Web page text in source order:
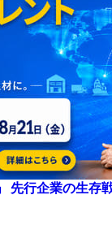
先行企業の生存